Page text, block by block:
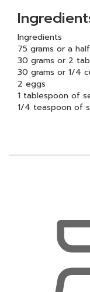
Ingredients
75 grams or a
30 grams or 2
30 grams or 1/4
2 eggs
1 tablespoon of
1/4 teaspoon of